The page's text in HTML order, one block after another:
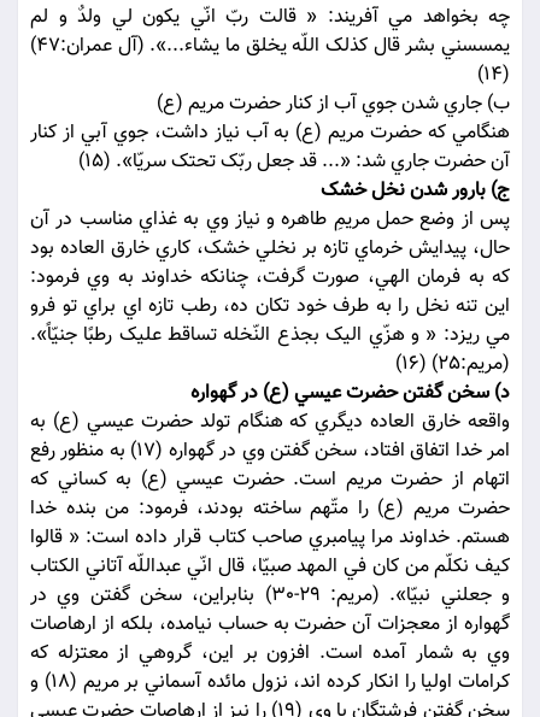
چه بخواهد مي آفريند: « قالت ربّ انّي يکون لي ولدٌ و لم
يمسسني بشر قال کذلک اللّه يخلق ما يشاء...». (آل عمران:47)
(14)
ب) جاري شدن جوي آب از کنار حضرت مريم (ع)
هنگامي که حضرت مريم (ع) به آب نياز داشت، جوي آبي از کنار
آن حضرت جاري شد: «... قد جعل ربّک تحتک سريّا». (15)
ج) بارور شدن نخل خشک
پس از وضع حمل مريمِ طاهره و نياز وي به غذاي مناسب در آن
حال، پيدايش خرماي تازه بر نخلي خشک، کاري خارق العاده بود
که به فرمان الهي، صورت گرفت، چنانکه خداوند به وي فرمود:
اين تنه نخل را به طرف خود تکان ده، رطب تازه اي براي تو فرو
مي ريزد: « و هزّي اليک بجذع النّخله تساقط عليک رطبًا جنيّاً».
(مريم:25) (16)
د) سخن گفتن حضرت عيسي (ع) در گهواره
واقعه خارق العاده ديگري که هنگام تولد حضرت عيسي (ع) به
امر خدا اتفاق افتاد، سخن گفتن وي در گهواره (17) به منظور رفع
اتهام از حضرت مريم است. حضرت عيسي (ع) به کساني که
حضرت مريم (ع) را متّهم ساخته بودند، فرمود: من بنده خدا
هستم. خداوند مرا پيامبري صاحب کتاب قرار داده است: « قالوا
کيف نکلّم من کان في المهد صبيّا، قال انّي عبداللّه آتاني الکتاب
و جعلني نبيّا». (مريم: 29-30) بنابراين، سخن گفتن وي در
گهواره از معجزات آن حضرت به حساب نيامده، بلکه از ارهاصات
وي به شمار آمده است. افزون بر اين، گروهي از معتزله که
کرامات اوليا را انکار کرده اند، نزول مائده آسماني بر مريم (18) و